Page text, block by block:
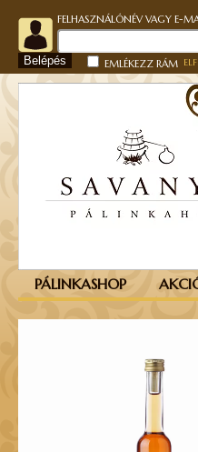
FELHASZNÁLÓNÉV VAGY E-
EMLÉKEZZ RÁM
Belépés
PÁLINKASHOP